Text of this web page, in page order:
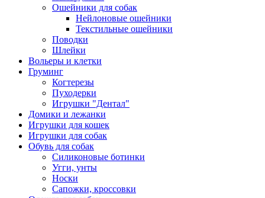
Ошейники для собак
Нейлоновые ошейники
Текстильные ошейники
Поводки
Шлейки
Вольеры и клетки
Груминг
Когтерезы
Пуходерки
Игрушки "Дентал"
Домики и лежанки
Игрушки для кошек
Игрушки для собак
Обувь для собак
Силиконовые ботинки
Угги, унты
Носки
Сапожки, кроссовки